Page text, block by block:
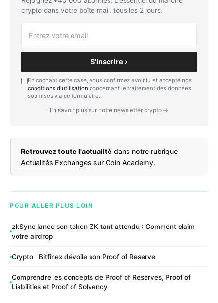
crypto dans votre boîte mail, tous les 2 jours.
S'inscrire ›
En cochant cette case, vous confirmez avoir lu et accepté nos
conditions d'utilisation concernant le traitement des données
soumises via ce formulaire.
En savoir plus sur notre newsletter crypto →
Retrouvez toute l'actualité dans notre rubrique
Actualités Exchanges sur Coin Academy.
POUR ALLER PLUS LOIN
zkSync lance son token ZK tant attendu : Comment claim
votre airdrop
Crypto : Bitfinex dévoile son Proof of Reserve
Comprendre les concepts de Proof of Reserves, Proof of
Liabilities et Proof of Solvency